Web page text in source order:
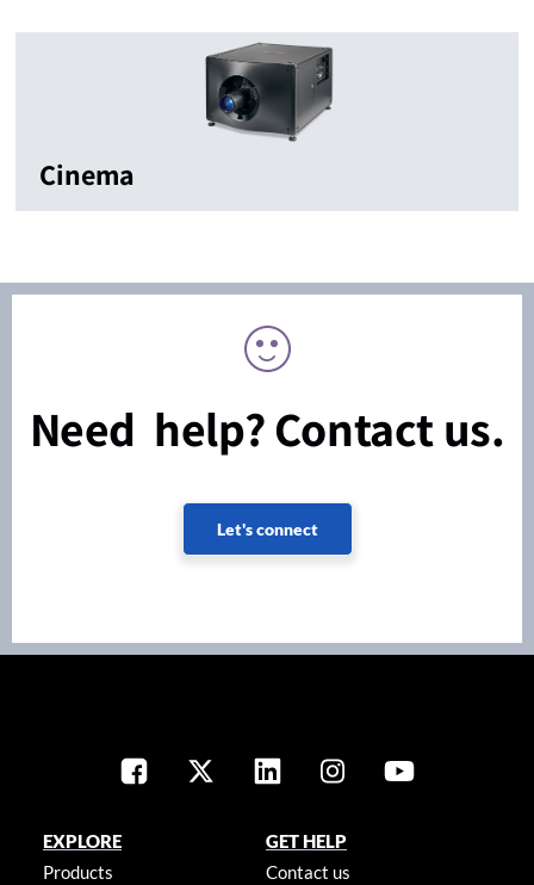
Cinema
Need help? Contact us.
Let's connect
EXPLORE
Products
GET HELP
Contact us